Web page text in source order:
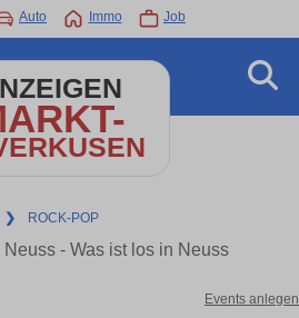
Auto Immo Job
❯ ROCK-POP
- Was ist los in Neuss
Events anlegen